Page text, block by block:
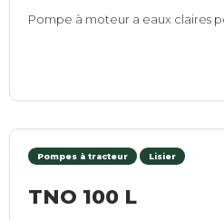
Pompe à moteur a eaux claires
Pompes à tracteur Lisier
TNO 100 L